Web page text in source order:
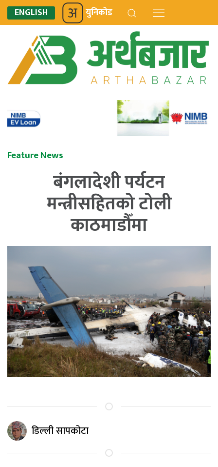
ENGLISH युनिकोड
Feature News
बंगलादेशी पर्यटन
मन्त्रीसहितको टोली
काठमाडौँमा
डिल्ली सापकोटा